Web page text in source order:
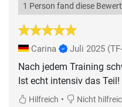
1 Person fand diese
Carina Juli 2025
Nach jedem Training
Ist echt intensiv das Teil!
Hilfreich • Nicht